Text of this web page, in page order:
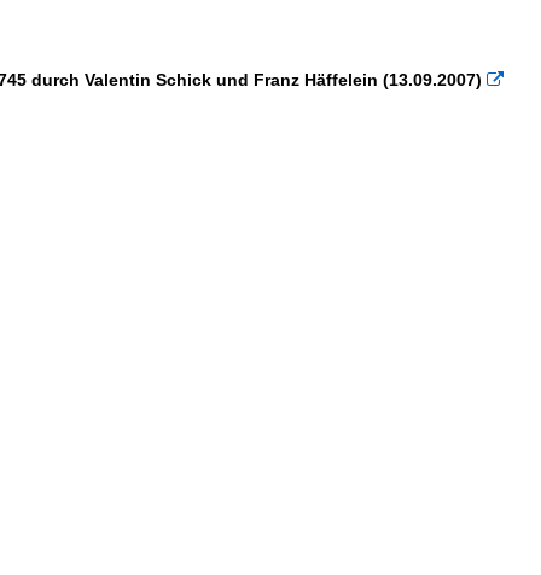
durch Valentin Schick und Franz Häffelein (13.09.2007) 